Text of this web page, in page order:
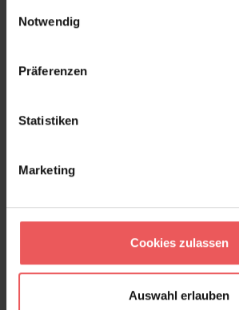
Notwendig
Präferenzen
Statistiken
Marketing
Cookies zulassen
Auswahl erlauben
A Vicennia, col. 02
155,80 €